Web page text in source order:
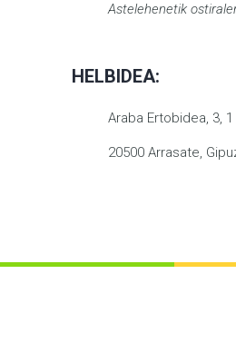
Astelehenetik
HELBIDEA:
Araba Ertobidea, 3, 1
20500 Arrasate,